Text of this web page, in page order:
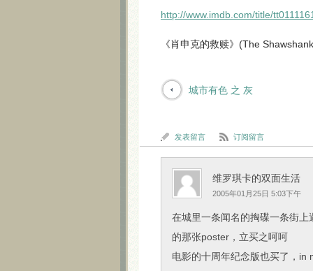
http://www.imdb.com/title/
《肖申克的救赎》(The
城市有色 之 灰
发表留言 订阅留言
维罗琪卡的双面生活
2005年01月25日 5:03下午
在城里一条闻名的掏碟一条街
的那张poster，立买之呵呵
电影的十周年纪念版也买了，